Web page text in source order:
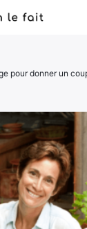
pour donner un